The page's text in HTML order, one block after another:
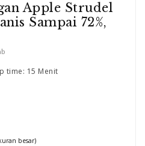
Apple Strudel
Sampai 72%,
time: 15 Menit
besar)